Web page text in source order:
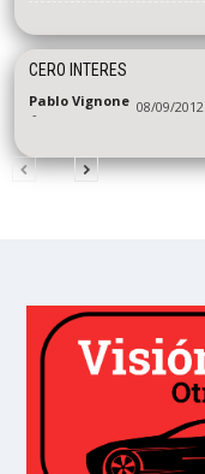
CERO INTERES
Pablo Vignone
- 08/09/2012